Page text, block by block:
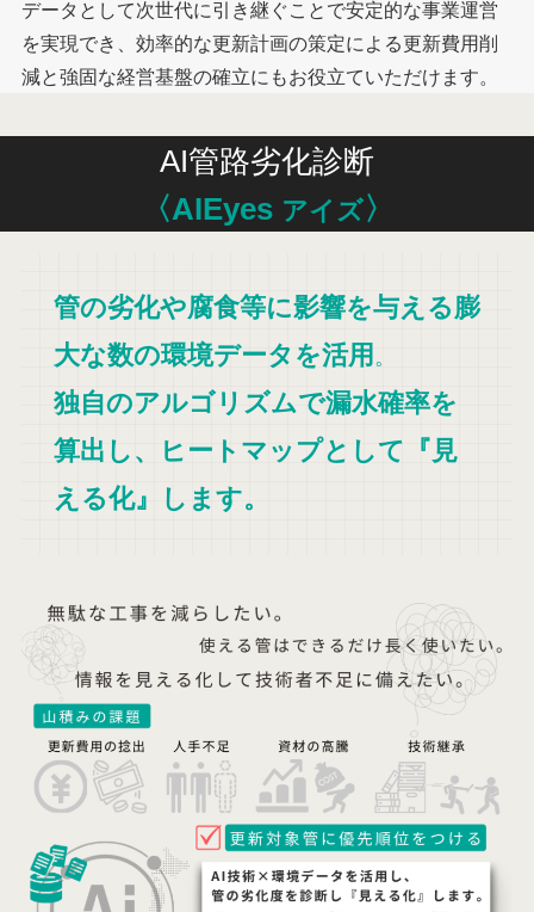
データとして次世代に引き継ぐことで安定的な事業運営
を実現でき、効率的な更新計画の策定による更新費用削
減と強固な経営基盤の確立にもお役立ていただけます。
AI管路劣化診断
〈AIEyes アイズ〉
管の劣化や腐食等に影響を与える膨
大な数の環境データを活用 。
独自のアルゴリズムで漏水確率を
算出し、ヒートマップとして『見
える化』します。